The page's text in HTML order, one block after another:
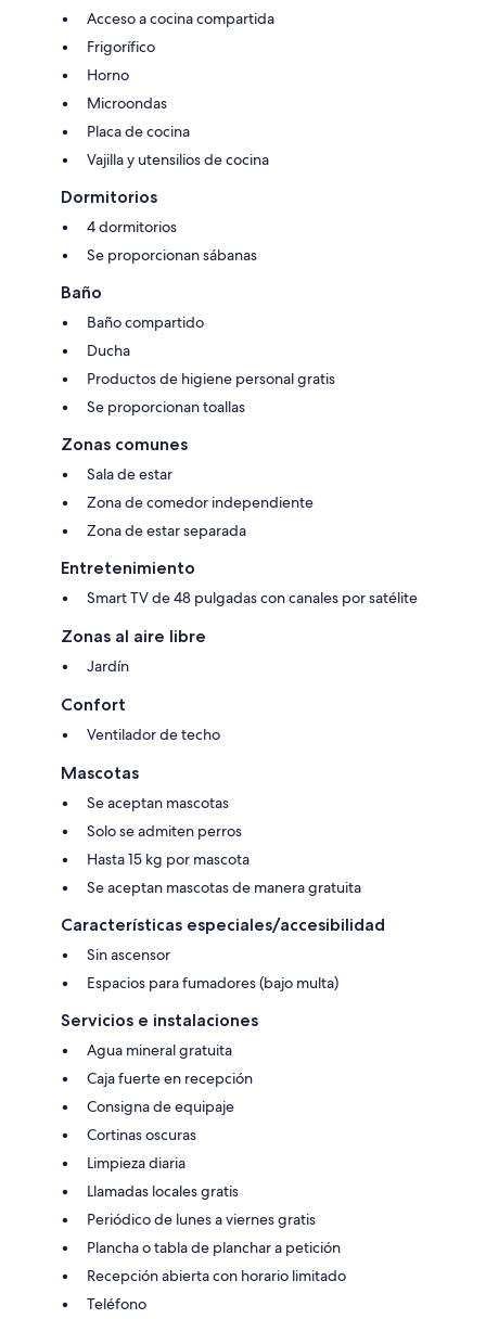
Acceso a cocina compartida
Frigorífico
Horno
Microondas
Placa de cocina
Vajilla y utensilios de cocina
Dormitorios
4 dormitorios
Se proporcionan sábanas
Baño
Baño compartido
Ducha
Productos de higiene personal gratis
Se proporcionan toallas
Zonas comunes
Sala de estar
Zona de comedor independiente
Zona de estar separada
Entretenimiento
Smart TV de 48 pulgadas con canales por satélite
Zonas al aire libre
Jardín
Confort
Ventilador de techo
Mascotas
Se aceptan mascotas
Solo se admiten perros
Hasta 15 kg por mascota
Se aceptan mascotas de manera gratuita
Características especiales/accesibilidad
Sin ascensor
Espacios para fumadores (bajo multa)
Servicios e instalaciones
Agua mineral gratuita
Caja fuerte en recepción
Consigna de equipaje
Cortinas oscuras
Limpieza diaria
Llamadas locales gratis
Periódico de lunes a viernes gratis
Plancha o tabla de planchar a petición
Recepción abierta con horario limitado
Teléfono